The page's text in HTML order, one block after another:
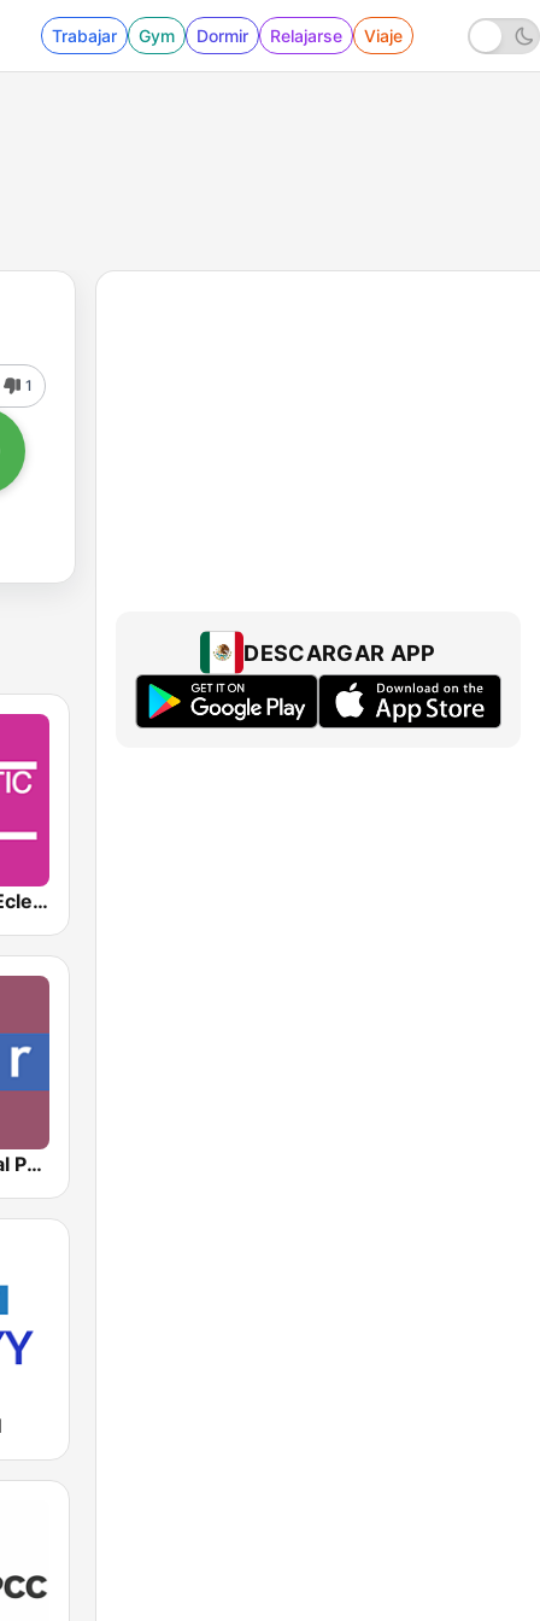
Trabajar Gym Dormir Relajarse Viaje
1
KCRW-HD2 Eclectic 24
NPR : National Public Radio
DESCARGAR APP